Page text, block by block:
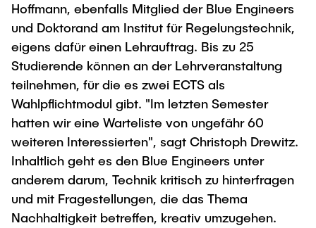
Hoffmann, ebenfalls Mitglied der Blue Engineers
und Doktorand am Institut für Regelungstechnik,
eigens dafür einen Lehrauftrag. Bis zu 25
Studierende können an der Lehrveranstaltung
teilnehmen, für die es zwei ECTS als
Wahlpflichtmodul gibt. "Im letzten Semester
hatten wir eine Warteliste von ungefähr 60
weiteren Interessierten", sagt Christoph Drewitz.
Inhaltlich geht es den Blue Engineers unter
anderem darum, Technik kritisch zu hinterfragen
und mit Fragestellungen, die das Thema
Nachhaltigkeit betreffen, kreativ umzugehen.